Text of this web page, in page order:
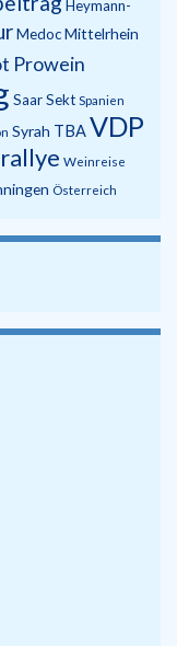
Heymann-
MedocMittelrhein
Prowein
SaarSekt Spanien
Syrah TBAVDP
Weinreise
Österreich